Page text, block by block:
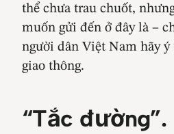
thể chưa trau chuốt,
muốn gửi đến ở đây là –
người dân Việt Nam hãy
giao thông.
“Tắc đường”.